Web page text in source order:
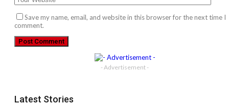
Save my name, email, and website in this browser for the next time I
comment.
- Advertisement -
Latest Stories